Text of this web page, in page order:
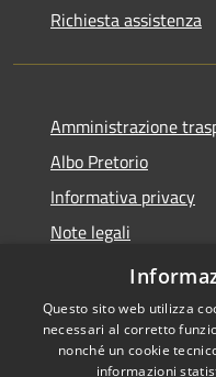
Richiesta assistenza
Amministrazione
Albo Pretorio
Informativa privacy
Note legali
Dichiarazione di
Questo sito web utilizza
necessari al corretto
nonché un cookie
informazioni